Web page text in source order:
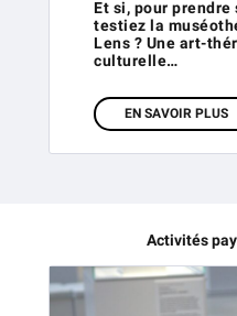
Et si, pour prendre
testiez la
Lens ? Une art-
culturelle…
EN SAVOIR PLUS
Activités